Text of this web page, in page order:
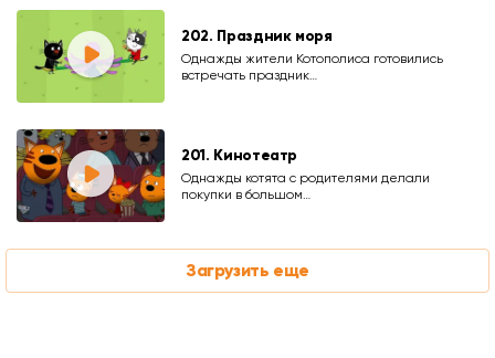
202. Праздник моря
Однажды жители Котополиса готовились
встречать праздник…
201. Кинотеатр
Однажды котята с родителями делали
покупки в большом…
Загрузить еще